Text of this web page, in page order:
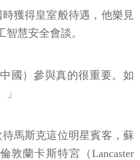
獲得皇室般待遇，他樂見
慧安全會談。
國）參與真的很重要。如
馬斯克這位明星賓客，蘇
敦蘭卡斯特宮（Lancaster